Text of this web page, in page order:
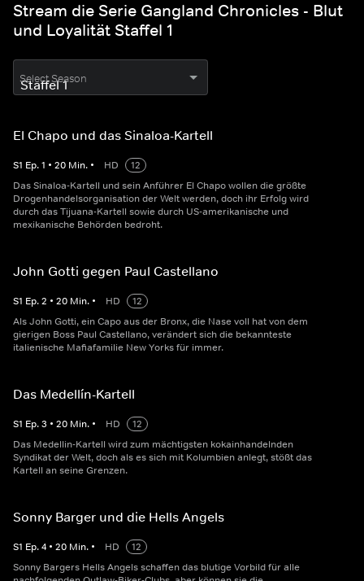
Stream die Serie Gangland Chronicles - Blut
und Loyalität Staffel 1
Select Season
El Chapo und das Sinaloa-Kartell
S1 Ep.1 • 20 Min. • HD
12
Das Sinaloa-Kartell und sein Anführer El Chapo wollen die größte
Drogenhandelsorganisation der Welt werden, doch ihr Erfolg wird
durch das Tijuana-Kartell sowie durch US-amerikanische und
mexikanische Behörden bedroht.
John Gotti gegen Paul Castellano
S1 Ep.2 • 20 Min. • HD
12
Als John Gotti, ein Capo aus der Bronx, die Nase voll hat von dem
gierigen Boss Paul Castellano, verändert sich die bekannteste
italienische Mafiafamilie New Yorks für immer.
Das Medellín-Kartell
S1 Ep.3 • 20 Min. • HD
12
Das Medellin-Kartell wird zum mächtigsten kokainhandelnden
Syndikat der Welt, doch als es sich mit Kolumbien anlegt, stößt das
Kartell an seine Grenzen.
Sonny Barger und die Hells Angels
S1 Ep.4 • 20 Min. • HD
12
Sonny Bargers Hells Angels schaffen das blutige Vorbild für alle